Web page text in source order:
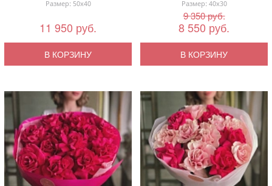
Размер: 50x40
11 950 руб.
В КОРЗИНУ
Размер: 40x30
9 350 руб.
8 550 руб.
В КОРЗИНУ